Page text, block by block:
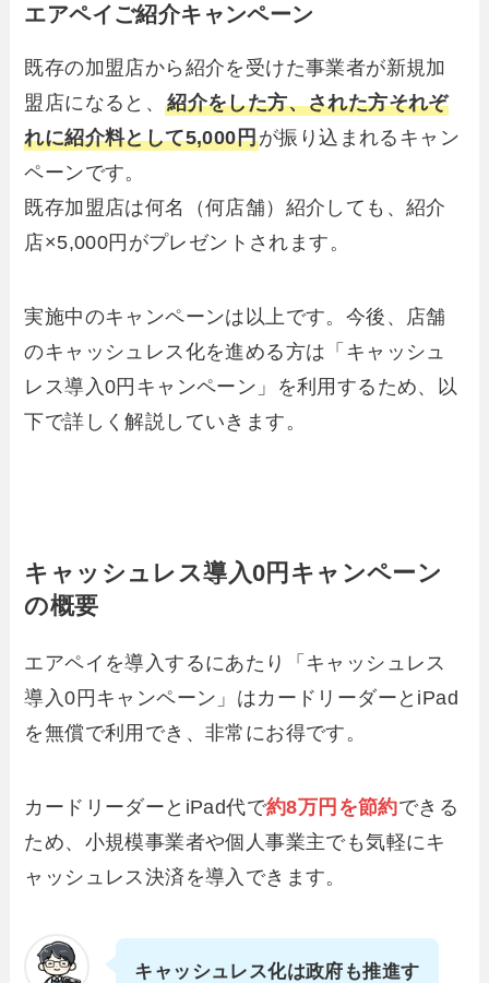
エアペイご紹介キャンペーン
既存の加盟店から紹介を受けた事業者が新規加
盟店になると、紹介をした方、された方それぞ
れに紹介料として5,000円が振り込まれるキャン
ペーンです。
既存加盟店は何名（何店舗）紹介しても、紹介
店×5,000円がプレゼントされます。
実施中のキャンペーンは以上です。今後、店舗
のキャッシュレス化を進める方は「キャッシュ
レス導入0円キャンペーン」を利用するため、以
下で詳しく解説していきます。
キャッシュレス導入0円キャンペーン
の概要
エアペイを導入するにあたり「キャッシュレス
導入0円キャンペーン」はカードリーダーとiPad
を無償で利用でき、非常にお得です。
カードリーダーとiPad代で約8万円を節約できる
ため、小規模事業者や個人事業主でも気軽にキ
ャッシュレス決済を導入できます。
キャッシュレス化は政府も推進す